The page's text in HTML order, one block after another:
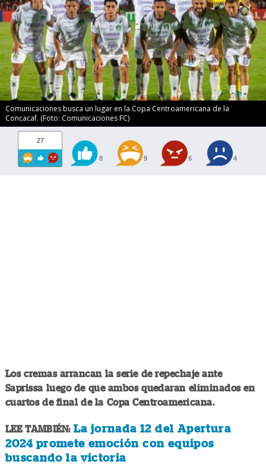
Comunicaciones busca un lugar en la Copa Centroamericana de la
Concacaf. (Foto: Comunicaciones FC)
27
8 9 6 4
Los cremas arrancan la serie de repechaje ante
Saprissa luego de que ambos quedaran eliminados en
cuartos de final de la Copa Centroamericana.
LEE TAMBIÉN: La jornada 12 del Apertura
2024 promete emoción con equipos
buscando la victoria